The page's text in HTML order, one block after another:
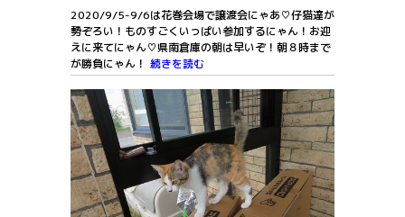
2020/9/5-9/6は花巻会場で譲渡会にゃあ♡仔猫達が
勢ぞろい！ものすごくいっぱい参加するにゃん！お迎
えに来てにゃん♡県南倉庫の朝は早いぞ！朝８時まで
が勝負にゃん！ 続きを読む